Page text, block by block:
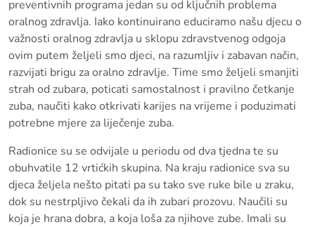
preventivnih programa jedan su od ključnih problema
oralnog zdravlja. Iako kontinuirano educiramo našu djecu o
važnosti oralnog zdravlja u sklopu zdravstvenog odgoja
ovim putem željeli smo djeci, na razumljiv i zabavan način,
razvijati brigu za oralno zdravlje. Time smo željeli smanjiti
strah od zubara, poticati samostalnost i pravilno četkanje
zuba, naučiti kako otkrivati karijes na vrijeme i poduzimati
potrebne mjere za liječenje zuba.
Radionice su se odvijale u periodu od dva tjedna te su
obuhvatile 12 vrtićkih skupina. Na kraju radionice sva su
djeca željela nešto pitati pa su tako sve ruke bile u zraku,
dok su nestrpljivo čekali da ih zubari prozovu. Naučili su
koja je hrana dobra, a koja loša za njihove zube. Imali su